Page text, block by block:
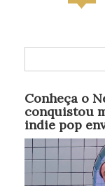
Conheça o
conquistou
indie pop